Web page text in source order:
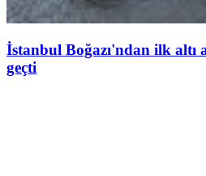
İstanbul Boğazı'ndan ilk altı
geçti